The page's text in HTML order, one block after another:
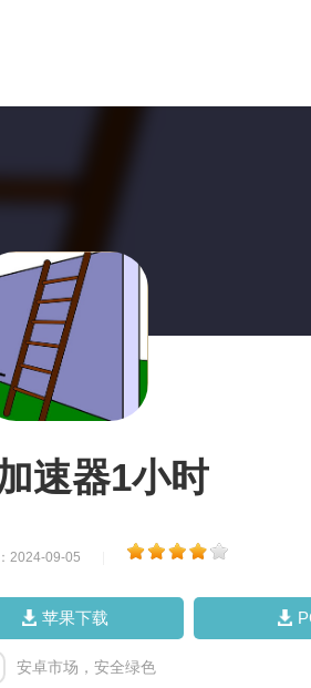
速器1小时
2024-09-05
苹果下载
安卓市场，安全绿色